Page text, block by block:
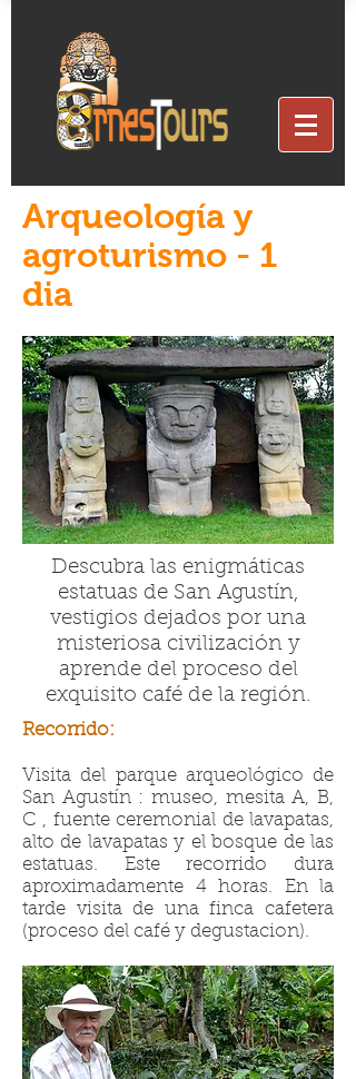
Arqueología y
agroturismo - 1
dia
Descubra las enigmáticas
estatuas de San Agustín,
vestigios dejados por una
misteriosa civilización y
aprende del proceso del
exquisito café de la región.
Recorrido:
Visita del parque arqueológico de
San Agustín : museo, mesita A, B,
C , fuente ceremonial de lavapatas,
alto de lavapatas y el bosque de las
estatuas. Este recorrido dura
aproximadamente 4 horas. En la
tarde visita de una finca cafetera
(proceso del café y degustacion).